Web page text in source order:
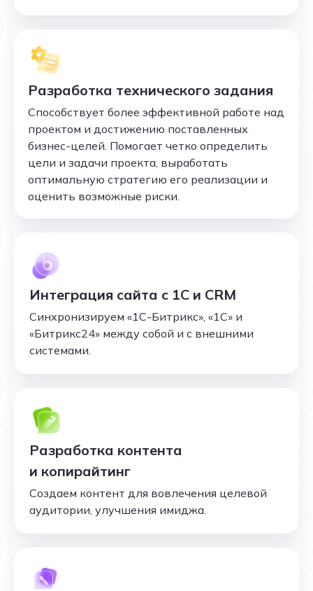
Разработка технического задания
Способствует более эффективной работе над
проектом и достижению поставленных
бизнес-целей. Помогает четко определить
цели и задачи проекта, выработать
оптимальную стратегию его реализации и
оценить возможные риски.
Интеграция сайта с 1С и CRM
Синхронизируем «1С-Битрикс», «1С» и
«Битрикс24» между собой и с внешними
системами.
Разработка контента
и копирайтинг
Создаем контент для вовлечения целевой
аудитории, улучшения имиджа.